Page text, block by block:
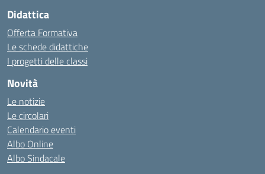
Didattica
Offerta Formativa
Le schede didattiche
I progetti delle classi
Novità
Le notizie
Le circolari
Calendario eventi
Albo Online
Albo Sindacale